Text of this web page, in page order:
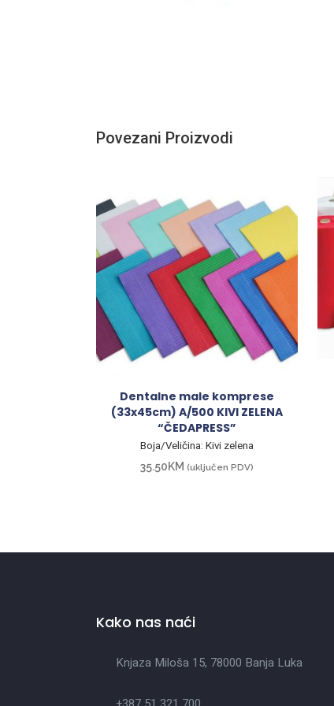
Povezani Proizvodi
Dentalne male komprese
(33x45cm) A/500 KIVI ZELENA
“ČEDAPRESS”
Boja/Veličina: Kivi zelena
35.50KM (uključen PDV)
Kako nas naći
Knjaza Miloša 15, 78000 Banja Luka